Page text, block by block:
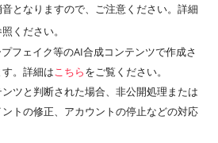
となりますので、ご注意ください。詳細
ください。
フェイク等のAI合成コンテンツで作成さ
。詳細はこちらをご覧ください。
ツと判断された場合、非公開処理または
トの修正、アカウントの停止などの対応